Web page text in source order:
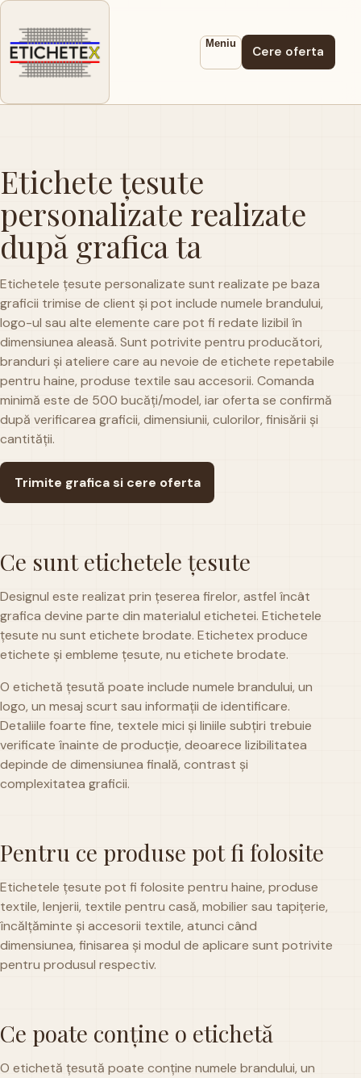
Meniu
Cere oferta
Etichete țesute
personalizate realizate
după grafica ta
Etichetele țesute personalizate sunt realizate pe baza
graficii trimise de client și pot include numele brandului,
logo-ul sau alte elemente care pot fi redate lizibil în
dimensiunea aleasă. Sunt potrivite pentru producători,
branduri și ateliere care au nevoie de etichete repetabile
pentru haine, produse textile sau accesorii. Comanda
minimă este de 500 bucăți/model, iar oferta se confirmă
după verificarea graficii, dimensiunii, culorilor, finisării și
cantității.
Trimite grafica si cere oferta
Ce sunt etichetele țesute
Designul este realizat prin țeserea firelor, astfel încât
grafica devine parte din materialul etichetei. Etichetele
țesute nu sunt etichete brodate. Etichetex produce
etichete și embleme țesute, nu etichete brodate.
O etichetă țesută poate include numele brandului, un
logo, un mesaj scurt sau informații de identificare.
Detaliile foarte fine, textele mici și liniile subțiri trebuie
verificate înainte de producție, deoarece lizibilitatea
depinde de dimensiunea finală, contrast și
complexitatea graficii.
Pentru ce produse pot fi folosite
Etichetele țesute pot fi folosite pentru haine, produse
textile, lenjerii, textile pentru casă, mobilier sau tapițerie,
încălțăminte și accesorii textile, atunci când
dimensiunea, finisarea și modul de aplicare sunt potrivite
pentru produsul respectiv.
Ce poate conține o etichetă
O etichetă țesută poate conține numele brandului, un